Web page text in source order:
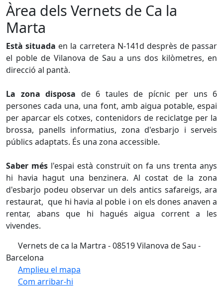
Àrea dels Vernets de Ca la
Marta
Està situada en la carretera N-141d desprès de passar
el poble de Vilanova de Sau a uns dos kilòmetres, en
direcció al pantà.
La zona disposa de 6 taules de pícnic per uns 6
persones cada una, una font, amb aigua potable, espai
per aparcar els cotxes, contenidors de reciclatge per la
brossa, panells informatius, zona d'esbarjo i serveis
públics adaptats. És una zona accessible.
Saber més l'espai està construït on fa uns trenta anys
hi havia hagut una benzinera. Al costat de la zona
d'esbarjo podeu observar un dels antics safareigs, ara
restaurat, que hi havia al poble i on els dones anaven a
rentar, abans que hi hagués aigua corrent a les
vivendes.
Vernets de ca la Martra - 08519 Vilanova de Sau -
Barcelona
Amplieu el mapa
Com arribar-hi